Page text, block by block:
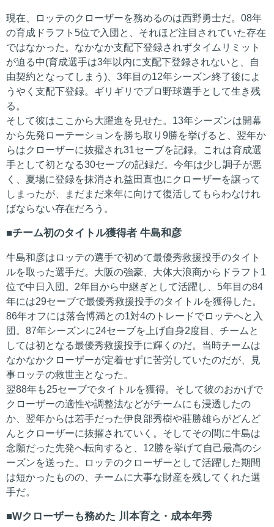
現在、ロッテのクローザーを務めるのは西野勇士だ。08年
の育成ドラフト5位で入団と、それほど注目されていた存在
ではなかった。なかなか支配下登録されずタイムリミット
が迫る中(育成選手は3年以内に支配下登録されないと、自
由契約となってしまう)、3年目の12年シーズン終了後によ
うやく支配下登録。ギリギリでプロ野球選手として生き残
る。
そして彼はここから大躍進を見せた。13年シーズンは開幕
から先発ローテーションを勝ち取り9勝を挙げると、翌年か
らはクローザーに抜擢され31セーブを記録。これは育成選
手として初となる30セーブの記録だ。今年は少し調子が悪
く、夏場に登録を抹消され益田直也にクローザーを譲って
しまったが、まだまだ来年に向けて復活してもらわなけれ
ばならない存在だろう。
チーム初のタイトル獲得者 牛島和彦
牛島和彦はロッテの選手で初めて最優秀救援投手のタイト
ルを取った選手だ。大阪の強豪、大体大浪商からドラフト1
位で中日入団。2年目から中継ぎとして活躍し、5年目の84
年には29セーブで最優秀救援投手のタイトルを獲得した。
86年オフには落合博満との1対4のトレードでロッテへと入
団。87年シーズンに24セーブを上げ自身2度目、チームと
しては初となる最優秀救援投手に輝くのだ。当時チームは
なかなかクローザーが定着せずに苦労していたのだが、見
事ロッテの救世主となった。
翌88年も25セーブでタイトルを獲得。そして彼のおかげで
クローザーの適性や調整法などがチームにも浸透したの
か、翌年からは若手だった伊良部秀樹や莊勝雄らがどんど
んとクローザーに抜擢されていく。そしてその間に牛島は
念願だった先発へ転向すると、12勝を挙げて自己最高のシ
ーズンを送った。ロッテのクローザーとして活躍した期間
は短かったものの、チームに大事な財産を残してくれた選
手だ。
Wクローザーも務めた 川本育之・成本年秀